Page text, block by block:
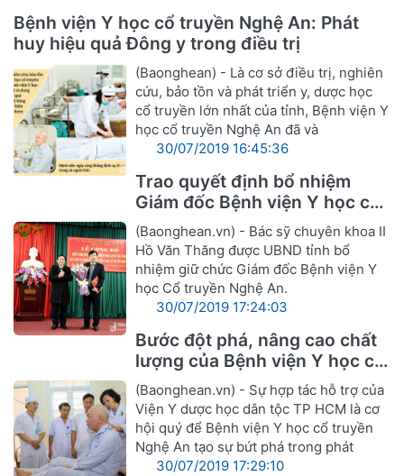
Bệnh viện Y học cổ truyền Nghệ An: Phát
huy hiệu quả Đông y trong điều trị
(Baonghean) - Là cơ sở điều trị, nghiên
cứu, bảo tồn và phát triển y, dược học
cổ truyền lớn nhất của tỉnh, Bệnh viện Y
học cổ truyền Nghệ An đã và
30/07/2019 16:45:36
Trao quyết định bổ nhiệm
Giám đốc Bệnh viện Y học cổ
truyền Nghệ An
(Baonghean.vn) - Bác sỹ chuyên khoa II
Hồ Văn Thăng được UBND tỉnh bổ
nhiệm giữ chức Giám đốc Bệnh viện Y
học Cổ truyền Nghệ An.
30/07/2019 17:24:03
Bước đột phá, nâng cao chất
lượng của Bệnh viện Y học cổ
truyền Nghệ An
(Baonghean.vn) - Sự hợp tác hỗ trợ của
Viện Y dược học dân tộc TP HCM là cơ
hội quý để Bệnh viện Y học cổ truyền
Nghệ An tạo sự bứt phá trong phát
30/07/2019 17:29:10